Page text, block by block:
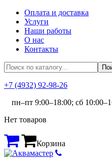
Оплата и доставка
Услуги
Наши работы
О нас
Контакты
+7 (4932) 92-98-26
пн–пт 9:00–18:00; сб
Нет товаров
Корзина